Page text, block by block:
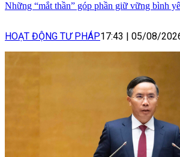
Những “mắt thần” góp phần giữ vững bình
HOẠT ĐỘNG TƯ PHÁP17:43 05/08/